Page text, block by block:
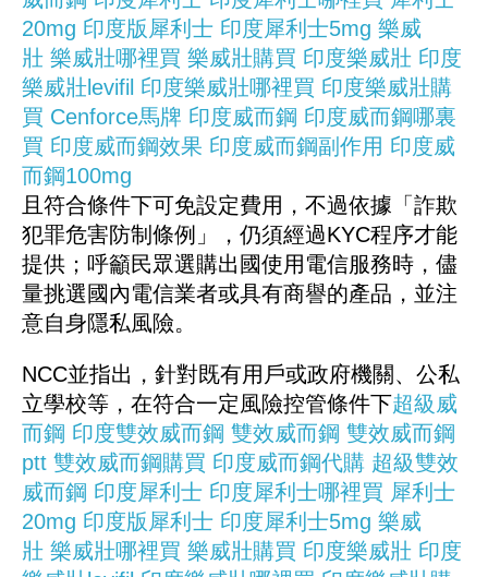
20mg 印度版犀利士 印度犀利士5mg 樂威
壯 樂威壯哪裡買 樂威壯購買 印度樂威壯 印度
樂威壯levifil 印度樂威壯哪裡買 印度樂威壯購
買 Cenforce馬牌 印度威而鋼 印度威而鋼哪裏
買 印度威而鋼效果 印度威而鋼副作用 印度威
而鋼100mg
且符合條件下可免設定費用，不過依據「詐欺
犯罪危害防制條例」，仍須經過KYC程序才能
提供；呼籲民眾選購出國使用電信服務時，儘
量挑選國內電信業者或具有商譽的產品，並注
意自身隱私風險。
NCC並指出，針對既有用戶或政府機關、公私
立學校等，在符合一定風險控管條件下超級威
而鋼 印度雙效威而鋼 雙效威而鋼 雙效威而鋼
ptt 雙效威而鋼購買 印度威而鋼代購 超級雙效
威而鋼 印度犀利士 印度犀利士哪裡買 犀利士
20mg 印度版犀利士 印度犀利士5mg 樂威
壯 樂威壯哪裡買 樂威壯購買 印度樂威壯 印度